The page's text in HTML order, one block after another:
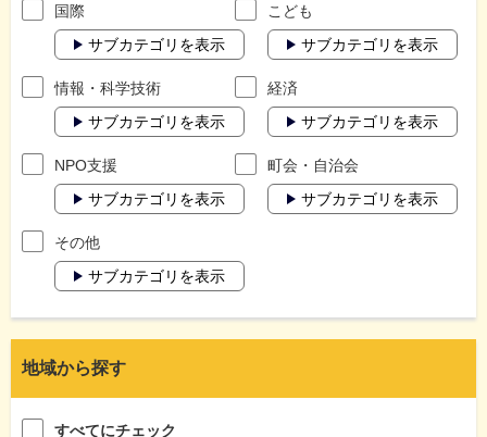
国際
サブカテゴリを表示
こども
サブカテゴリを表示
情報・科学技術
サブカテゴリを表示
経済
サブカテゴリを表示
NPO支援
サブカテゴリを表示
町会・自治会
サブカテゴリを表示
その他
サブカテゴリを表示
地域から探す
すべてにチェック